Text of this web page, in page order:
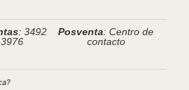
: 3492
Posventa: Centro de
contacto